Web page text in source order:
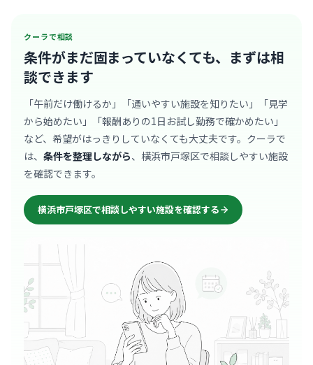
クーラで相談
条件がまだ固まっていなくても、 まずは相
談できます
「午前だけ働けるか」「通いやすい施設を知りたい」「見学
から始めたい」「報酬ありの1日お試し勤務で確かめたい」
など、希望がはっきりしていなくても大丈夫です。クーラで
は、 条件を整理しながら、横浜市戸塚区で相談しやすい施設
を確認できます。
横浜市戸塚区で相談しやすい施設を確認する